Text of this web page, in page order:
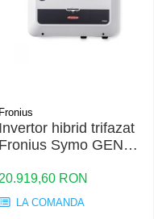
Fronius
Invertor hibrid trifazat
Fronius Symo GEN24
Ready,
98.3%
20.919,60 RON
LA COMANDA